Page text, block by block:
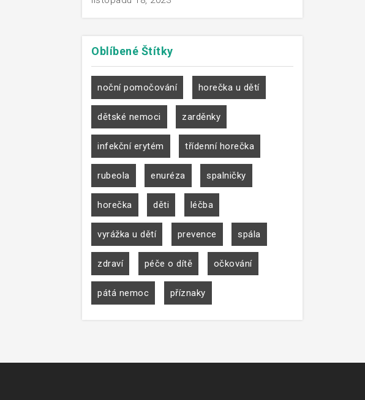
Oblíbené Štítky
noční pomočování horečka u dětí
dětské nemoci zarděnky
infekční erytém třídenní horečka
rubeola enuréza spalničky
horečka děti léčba
vyrážka u dětí prevence spála
zdraví péče o dítě očkování
pátá nemoc příznaky